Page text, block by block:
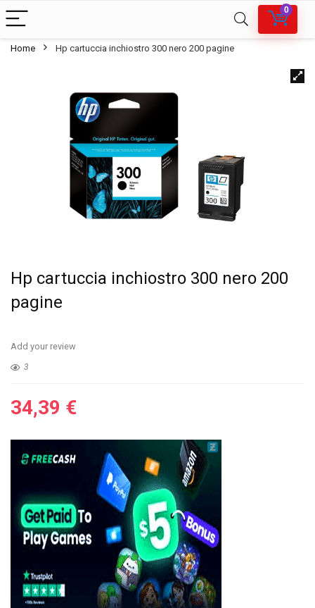
0
Home Hp cartuccia inchiostro 300 nero 200 pagine
Hp cartuccia inchiostro 300 nero 200
pagine
Add your review
3
34,39 €